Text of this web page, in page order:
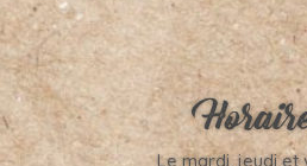
Le mardi, jeudi et